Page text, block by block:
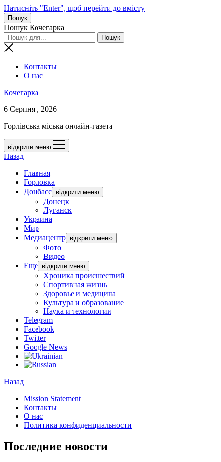
Натисніть "Enter", щоб перейти до вмісту
Пошук
Пошук Кочегарка
Контакты
О нас
Кочегарка
6 Серпня , 2026
Горлівська міська онлайн-газета
відкрити меню
Назад
Главная
Горловка
Донбасс відкрити меню
Донецк
Луганск
Украина
Мир
Медиацентр відкрити меню
Фото
Видео
Еще відкрити меню
Хроника происшествий
Спортивная жизнь
Здоровье и медицина
Культура и образование
Наука и технологии
Telegram
Facebook
Twitter
Google News
Назад
Mission Statement
Контакты
О нас
Политика конфиденциальности
Последние новости